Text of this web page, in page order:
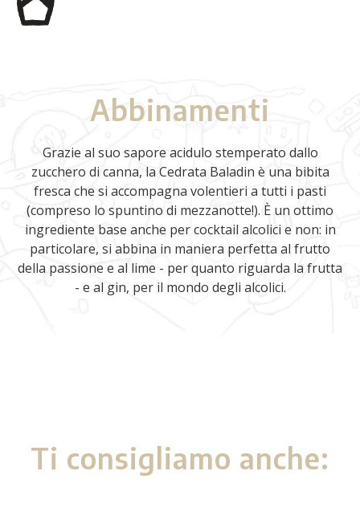
Abbinamenti
Grazie al suo sapore acidulo stemperato dallo
zucchero di canna, la Cedrata Baladin è una bibita
fresca che si accompagna volentieri a tutti i pasti
(compreso lo spuntino di mezzanotte!). È un ottimo
ingrediente base anche per cocktail alcolici e non: in
particolare, si abbina in maniera perfetta al frutto
della passione e al lime - per quanto riguarda la frutta
- e al gin, per il mondo degli alcolici.
Ti consigliamo anche: